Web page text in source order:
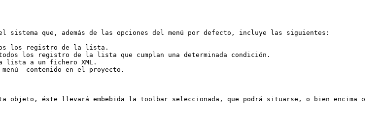
sistema que, además de las opciones del menú por defecto, incluye las siguientes:
los registro de la lista.
los registro de la lista que cumplan una determinada condición.
lista a un fichero XML.
contenido en el proyecto.
objeto, éste llevará embebida la toolbar seleccionada, que podrá situarse, o bien encima o